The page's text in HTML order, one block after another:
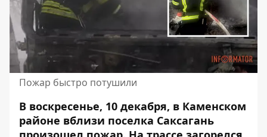
Пожар быстро потушили
В воскресенье, 10 декабря, в Каменском
районе вблизи поселка Саксагань